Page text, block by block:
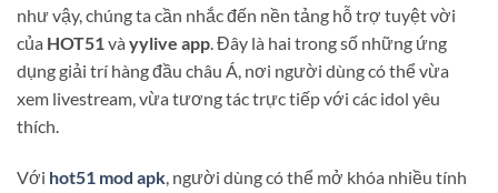
như vậy, chúng ta cần nhắc đến nền tảng hỗ trợ tuyệt vời
của HOT51và yylive app. Đây là hai trong số những ứng
dụng giải trí hàng đầu châu Á, nơi người dùng có thể vừa
xem livestream, vừa tương tác trực tiếp với các idol yêu
thích.
Với hot51 mod apk, người dùng có thể mở khóa nhiều tính